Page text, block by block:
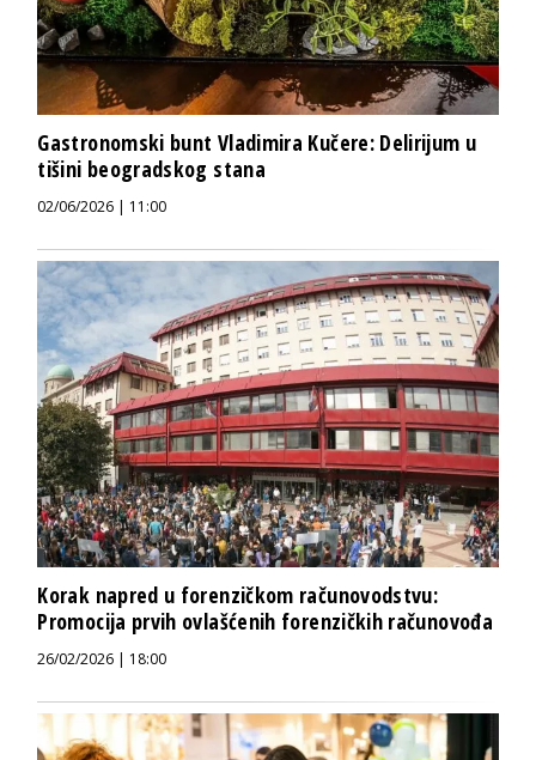
Gastronomski bunt Vladimira Kučere: Delirijum u
tišini beogradskog stana
02/06/2026 | 11:00
Korak napred u forenzičkom računovodstvu:
Promocija prvih ovlašćenih forenzičkih računovođa
26/02/2026 | 18:00